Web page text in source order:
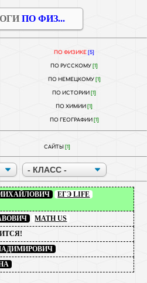
ПО ФИЗ...
ПО ФИЗИКЕ [5]
ПО РУССКОМУ [1]
ПО НЕМЕЦКОМУ [1]
ПО ИСТОРИИ [1]
ПО ХИМИИ [1]
ПО ГЕОГРАФИИ [1]
САЙТЫ [1]
ЕГЭ LIFE
MATH US